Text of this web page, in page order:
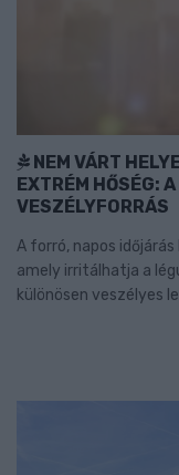
NEM VÁRT
EXTRÉM HŐSÉG:
VESZÉLYFORRÁS
A forró, napos
amely irritálhatja a
különösen veszélyes